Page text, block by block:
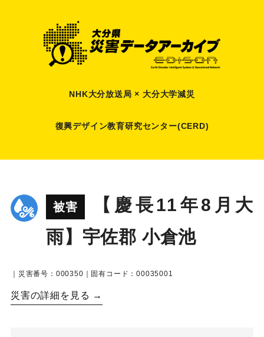
NHK大分放送局 × 大分大学減災
復興デザイン教育研究センター(CERD)
被害
【慶長11年8月大
雨】宇佐郡 小倉池
｜災害番号：000350｜固有コード：00035001
災害の詳細を見る →